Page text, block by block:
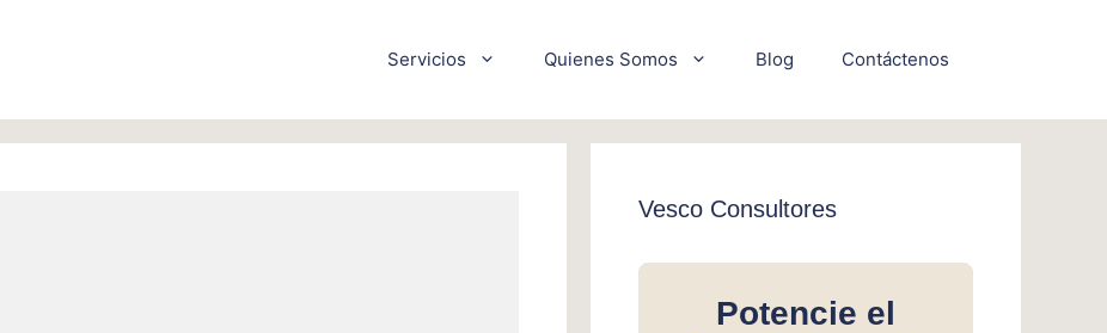
Servicios Quienes Somos Blog Contáctenos
Vesco Consultores
Potencie el